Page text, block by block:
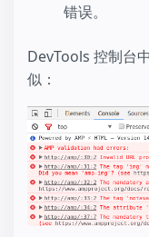
错误。
DevTools 控制台
似：